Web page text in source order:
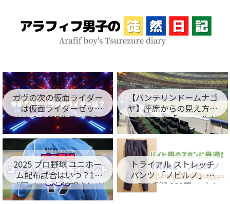
ガヴの次の仮面ライダー
は仮面ライダーゼッ
ツ！？令和7作目の新仮
面ライダー名が判明！
【バンテリンドームナゴ
ヤ】座席からの見え方を
レビュー！「フィールド
シート編」
2025 プロ野球 ユニホー
ム配布試合はいつ？12
球団イベント情報まとめ
トライアル ストレッチ
パンツ 「ノビルノ」口
コミ！税込998円でバイ
ト用のズボンに最適！